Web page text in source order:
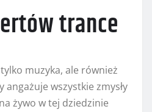
trance
muzyka, ale również
wszystkie zmysły
żywo w tej dziedzinie